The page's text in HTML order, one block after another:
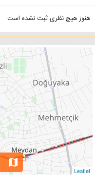
هنوز هیچ نظری ثبت نشده است
Leaflet
map